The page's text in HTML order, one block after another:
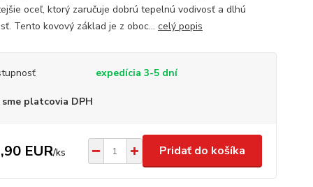
oceľ, ktorý zaručuje dobrú tepelnú vodivosť a dlhú
Tento kovový základ je z oboc... celý popis
expedícia 3-5 dní
sme platcovia DPH
EUR/ks Pridať do košíka